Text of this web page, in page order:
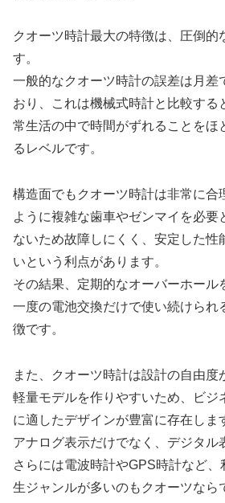
クオーツ時計最大の特徴は、圧倒的
す。
一般的なクオーツ時計の誤差は月差
おり、これは機械式時計と比較する
常生活の中で時間がずれることをほ
るレベルです。
構造面でもクオーツ時計は非常に合
ように複雑な歯車やゼンマイを必要
ないため故障しにくく、安定した性
いという利点があります。
その結果、定期的なオーバーホール
一度の電池交換だけで使い続けられ
徴です。
また、クオーツ時計は設計の自由度
軽量モデルを作りやすいため、ビジ
に適したデザインが豊富に存在しま
アナログ表示だけでなく、デジタル
さらには電波時計やGPS時計など、
生ジャンルが多いのもクオーツなら